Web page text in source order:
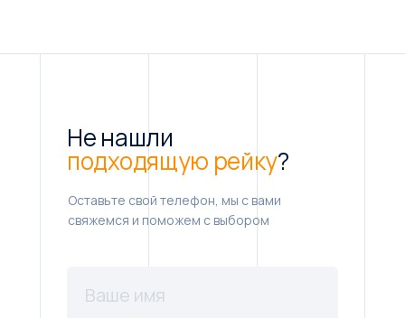
Не нашли
подходящую рейку?
Оставьте свой телефон, мы с вами
свяжемся и поможем с выбором